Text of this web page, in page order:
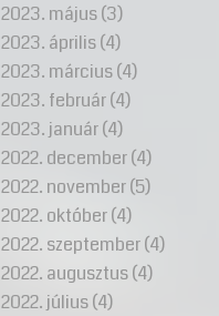
2023. május(3)
2023. április(4)
2023. március(4)
2023. február(4)
2023. január(4)
2022. december(4)
2022. november(5)
2022. október(4)
2022. szeptember(4)
2022. augusztus(4)
2022. július(4)